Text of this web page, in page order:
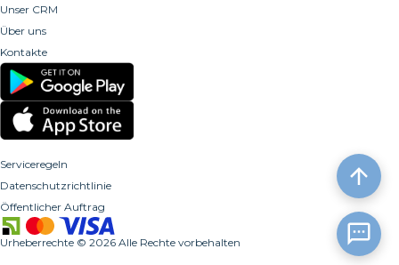
Unser CRM
Über uns
Kontakte
Serviceregeln
Datenschutzrichtlinie
Öffentlicher Auftrag
Urheberrechte © 2026 Alle Rechte vorbehalten